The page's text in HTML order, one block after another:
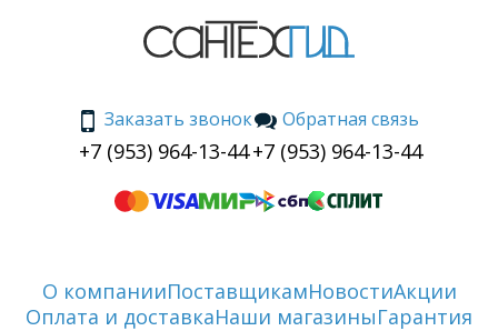
Заказать звонок
+7 (953) 964-13-44
Обратная связь
+7 (953) 964-13-44
О компанииПоставщикамНовостиАкции
Оплата и доставкаНаши магазиныГарантия